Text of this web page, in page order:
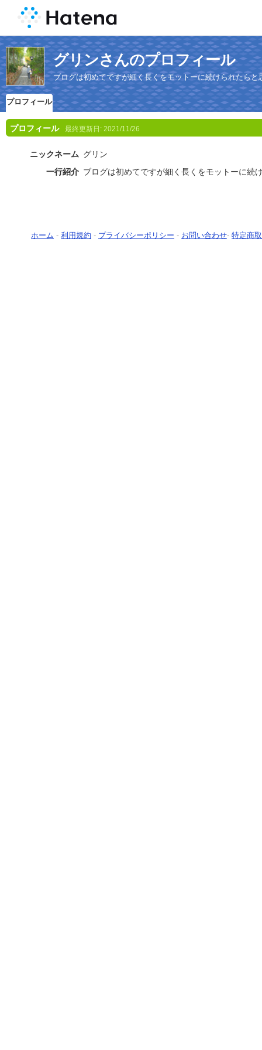
グリンさんのプロフィール
ブログは初めてですが細く長くをモットーに続けられたらと
プロフィール
プロフィール 最終更新日: 2021/11/26
ニックネーム グリン
一行紹介 ブログは初めてですが細く長くをモットーに続
ホーム - 利用規約 - プライバシーポリシー - お問い合わせ- 特定商